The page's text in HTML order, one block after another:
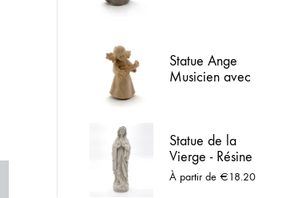
Statue Ange
Musicien avec
Statue de la
Vierge - Résine
pleine imitation
Marbre
À partir de €18.20